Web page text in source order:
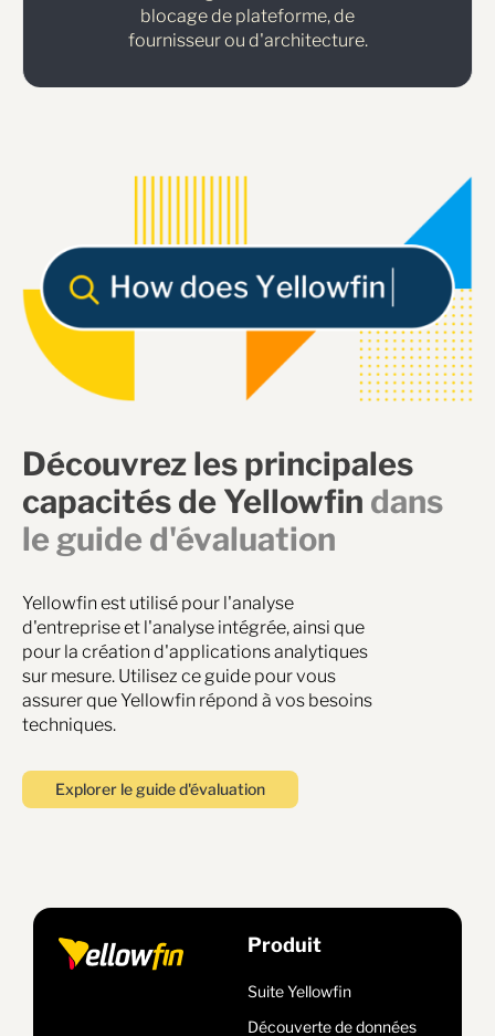
blocage de plateforme, de
fournisseur ou d'architecture.
Découvrez les principales
capacités de Yellowfin dans
le guide d'évaluation
Yellowfin est utilisé pour l'analyse
d'entreprise et l'analyse intégrée, ainsi que
pour la création d'applications analytiques
sur mesure. Utilisez ce guide pour vous
assurer que Yellowfin répond à vos besoins
techniques.
Explorer le guide d'évaluation
Produit
Suite Yellowfin
Découverte de données